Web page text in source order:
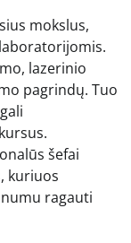
mokslus,
lazerinio
pagrindų. Tuo
šefai
kuriuos
ragauti